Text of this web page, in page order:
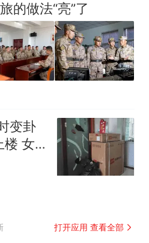
的做法“亮”了
变卦
楼 女
打开应用 查看全部